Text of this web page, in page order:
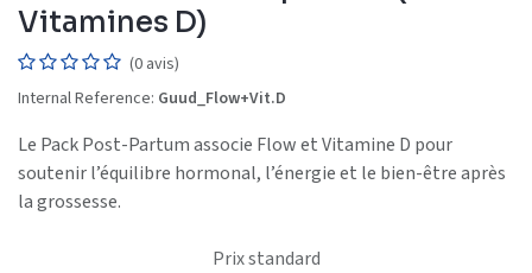
Vitamines D)
(0 avis)
Internal Reference: Guud_Flow+Vit.D
Le Pack Post-Partum associe Flow et Vitamine D pour
soutenir l’équilibre hormonal, l’énergie et le bien-être après
la grossesse.
Prix standard